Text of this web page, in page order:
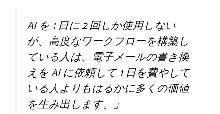
AI を 1 日に 2 回しか使用しない
が、高度なワークフローを構築し
ている人は、電子メールの書き換
えを AI に依頼して 1 日を費やして
いる人よりもはるかに多くの価値
を生み出します。」